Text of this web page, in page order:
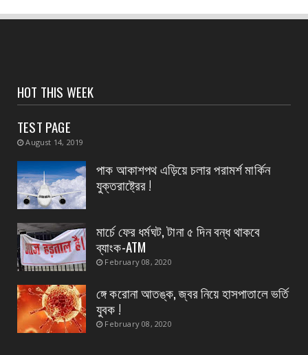
হলদিয়া পুরসভার ওয়ার্ড পুনর্বিন্যাসের পরামর্শ মুখ্যমন্ত্রীর,
সংবাদপত্রের ধার্যকৃত সোনা ও রূপার গহনা দর:
August 07, 2026
পাইপ লাইনের গর্তে শিশু মৃত্যুর চাঞ্চল্য সৃষ্টি , পাইপ
লাইনের...
August 07, 2026
বিদ্যুৎপৃষ্ঠ হয়ে মহিলার মৃত্যু
August 07, 2026
HOT THIS WEEK
TEST PAGE
August 14, 2019
পাক আকাশপথ এড়িয়ে চলার পরামর্শ মার্কিন
যুক্তরাষ্ট্রের !
মার্চে ফের ধর্মঘট, টানা ৫ দিন বন্ধ থাকবে
ব্যাংক-ATM
February 08, 2020
ঙ্গে করোনা আতঙ্ক, জ্বর নিয়ে হাসপাতালে ভর্তি
যুবক !
February 08, 2020